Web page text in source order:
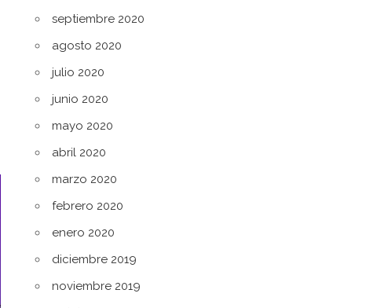
septiembre 2020
agosto 2020
julio 2020
junio 2020
mayo 2020
abril 2020
marzo 2020
febrero 2020
enero 2020
diciembre 2019
noviembre 2019